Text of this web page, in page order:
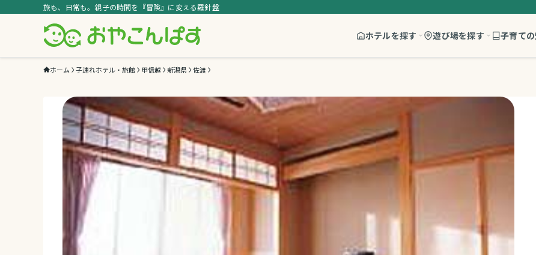
旅も、日常も。親子の時間を『冒険』に変える羅針盤
ホテルを探す 遊び場を探す 子育て
ホーム 子連れホテル・旅館 甲信越 新潟県 佐渡